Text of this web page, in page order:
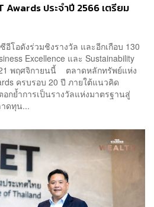
Awards ประจำปี 2566 เตรียม
อีโอดังร่วมชิงรางวัล และอีกเกือบ 130
Excellence และ Sustainability
พฤศจิกายนนี้ ตลาดหลักทรัพย์แห่ง
ครบรอบ 20 ปี ภายใต้แนวคิด
อกย้ำการเป็นรางวัลแห่งมาตรฐานสู่
ดทุน...